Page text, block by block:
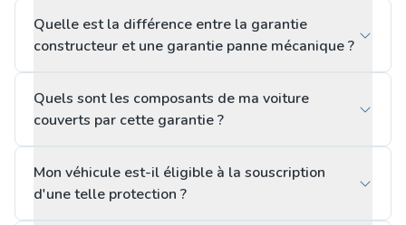
Quelle est la différence entre la garantie
constructeur et une garantie panne mécanique ?
Quels sont les composants de ma voiture
couverts par cette garantie ?
Mon véhicule est-il éligible à la souscription
d'une telle protection ?